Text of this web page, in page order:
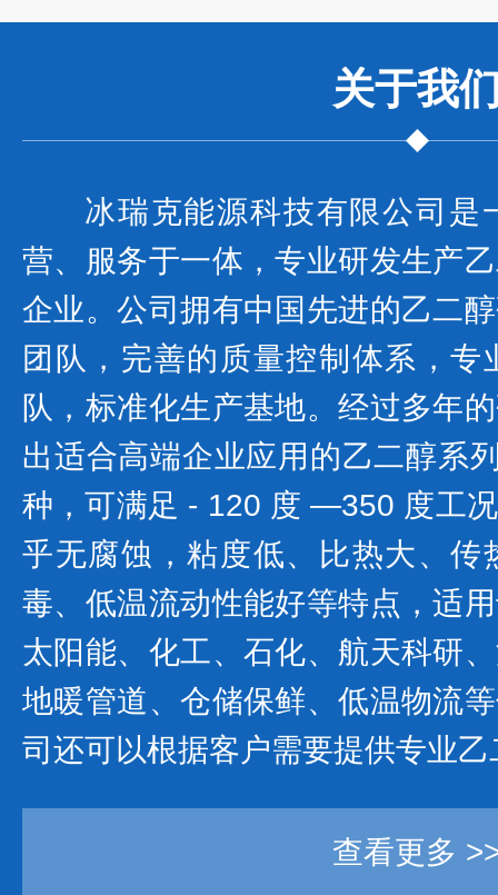
关于我
冰瑞克能源科技有限公司是
营、服务于一体，专业研发生产
企业。公司拥有中国先进的乙二
团队，完善的质量控制体系，
队，标准化生产基地。经过多年
出适合高端企业应用的乙二醇系
种，可满足 - 120 度 —350 度工
乎无腐蚀，粘度低、比热大、传
毒、低温流动性能好等特点，适
太阳能、化工、石化、航天科研
地暖管道、仓储保鲜、低温物流
司还可以根据客户需要提供专业
查看更多